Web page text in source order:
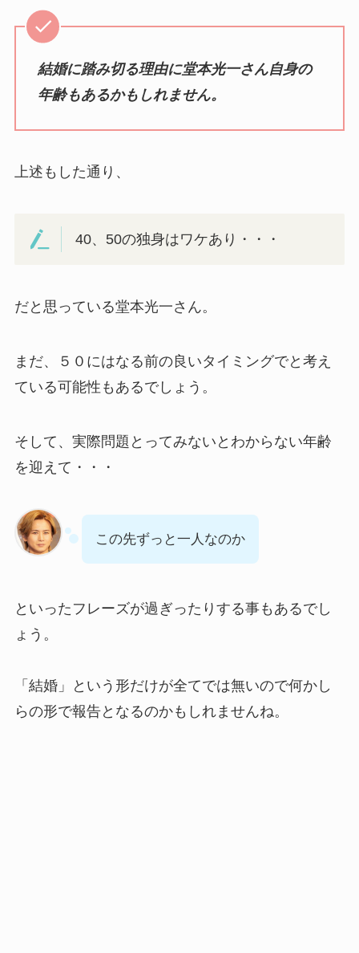
結婚に踏み切る理由に堂本光一さん自身の
年齢もあるかもしれません。
上述もした通り、
40、50の独身はワケあり・・・
だと思っている堂本光一さん。
まだ、５０にはなる前の良いタイミングでと考え
ている可能性もあるでしょう。
そして、実際問題とってみないとわからない年齢
を迎えて・・・
この先ずっと一人なのか
といったフレーズが過ぎったりする事もあるでし
ょう。
「結婚」という形だけが全てでは無いので何かし
らの形で報告となるのかもしれませんね。